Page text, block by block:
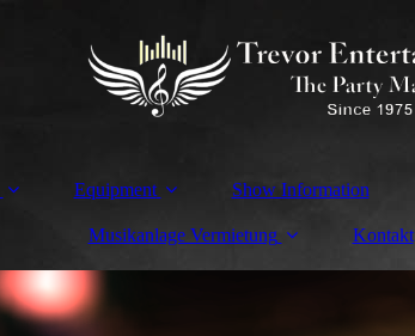
Equipment Show Information
Musikanlage Vermietung Kontakt